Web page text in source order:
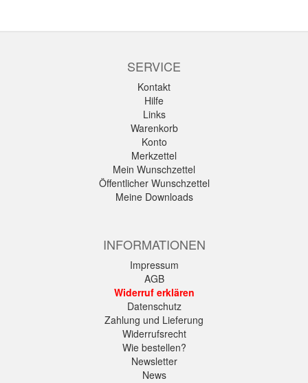
SERVICE
Kontakt
Hilfe
Links
Warenkorb
Konto
Merkzettel
Mein Wunschzettel
Öffentlicher Wunschzettel
Meine Downloads
INFORMATIONEN
Impressum
AGB
Widerruf erklären
Datenschutz
Zahlung und Lieferung
Widerrufsrecht
Wie bestellen?
Newsletter
News